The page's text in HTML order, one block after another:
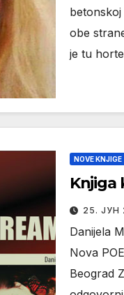
obe
je tu
NOVE KNJIGE
Knjiga
25. ЈУН
Danijela
Nova
Beograd